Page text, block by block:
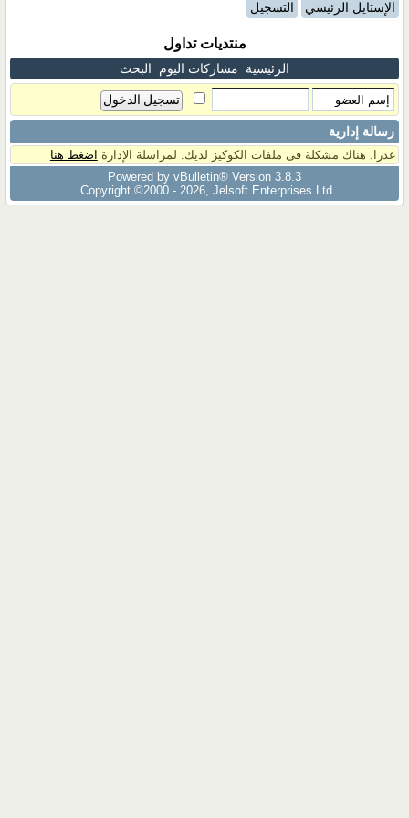
الإستايل الرئيسي التسجيل
منتديات تداول
الرئيسية مشاركات اليوم البحث
رسالة إدارية
عذرا. هناك مشكلة فى ملفات الكوكيز لديك. لمراسلة الإدارة اضغط هنا
Powered by vBulletin® Version 3.8.3
Copyright ©2000 - 2026, Jelsoft Enterprises Ltd.